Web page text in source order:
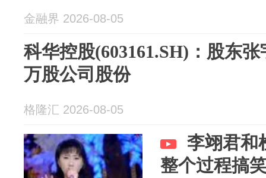
金融界 2026-08-05
科华控股(603161.SH)：股东
万股公司股份
格隆汇 2026-08-05
李翊君和
整个过程搞